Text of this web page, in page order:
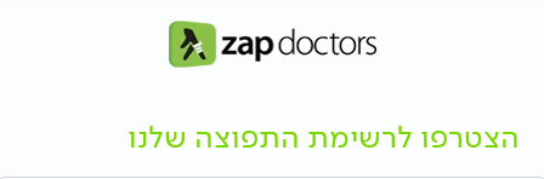
הצטרפו לרשימת התפוצה שלנו